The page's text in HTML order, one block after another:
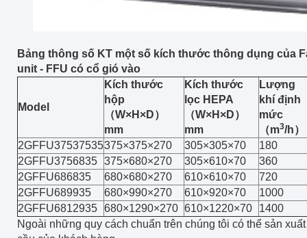
Bảng thông số KT một số kích thước thông dụng của
unit - FFU có cổ gió vào
Model
Kích thước
hộp
（W×H×D）
mm
Kích thước
lọc HEPA
（W×H×D）
mm
Lượng
khí định
mức
（m3/h）
2GFFU37537535375×375×270 305×305×70
180
2GFFU3756835 375×680×270 305×610×70
360
2GFFU686835
680×680×270 610×610×70
720
2GFFU689935
680×990×270 610×920×70
1000
2GFFU6812935 680×1290×270 610×1220×70
1400
Ngoài những quy cách chuẩn trên chúng tôi có thể sản